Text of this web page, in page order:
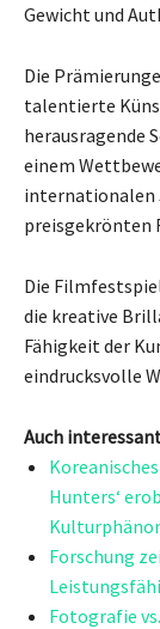
Gewicht und
Die
talentierte
herausragende
einem
internationalen
preisgekrönten
Die
die kreative
Fähigkeit der
eindrucksvolle
Auch
Hunters‘
Forschung
Fotografie